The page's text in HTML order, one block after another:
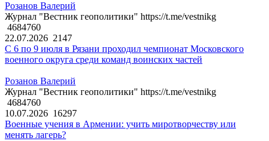
Розанов Валерий
Журнал "Вестник геополитики" https://t.me/vestnikg
4684760
22.07.2026 2147
С 6 по 9 июля в Рязани проходил чемпионат Московского
военного округа среди команд воинских частей
Розанов Валерий
Журнал "Вестник геополитики" https://t.me/vestnikg
4684760
10.07.2026 16297
Военные учения в Армении: учить миротворчеству или
менять лагерь?